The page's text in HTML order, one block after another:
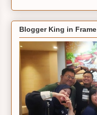
Blogger King in Frame